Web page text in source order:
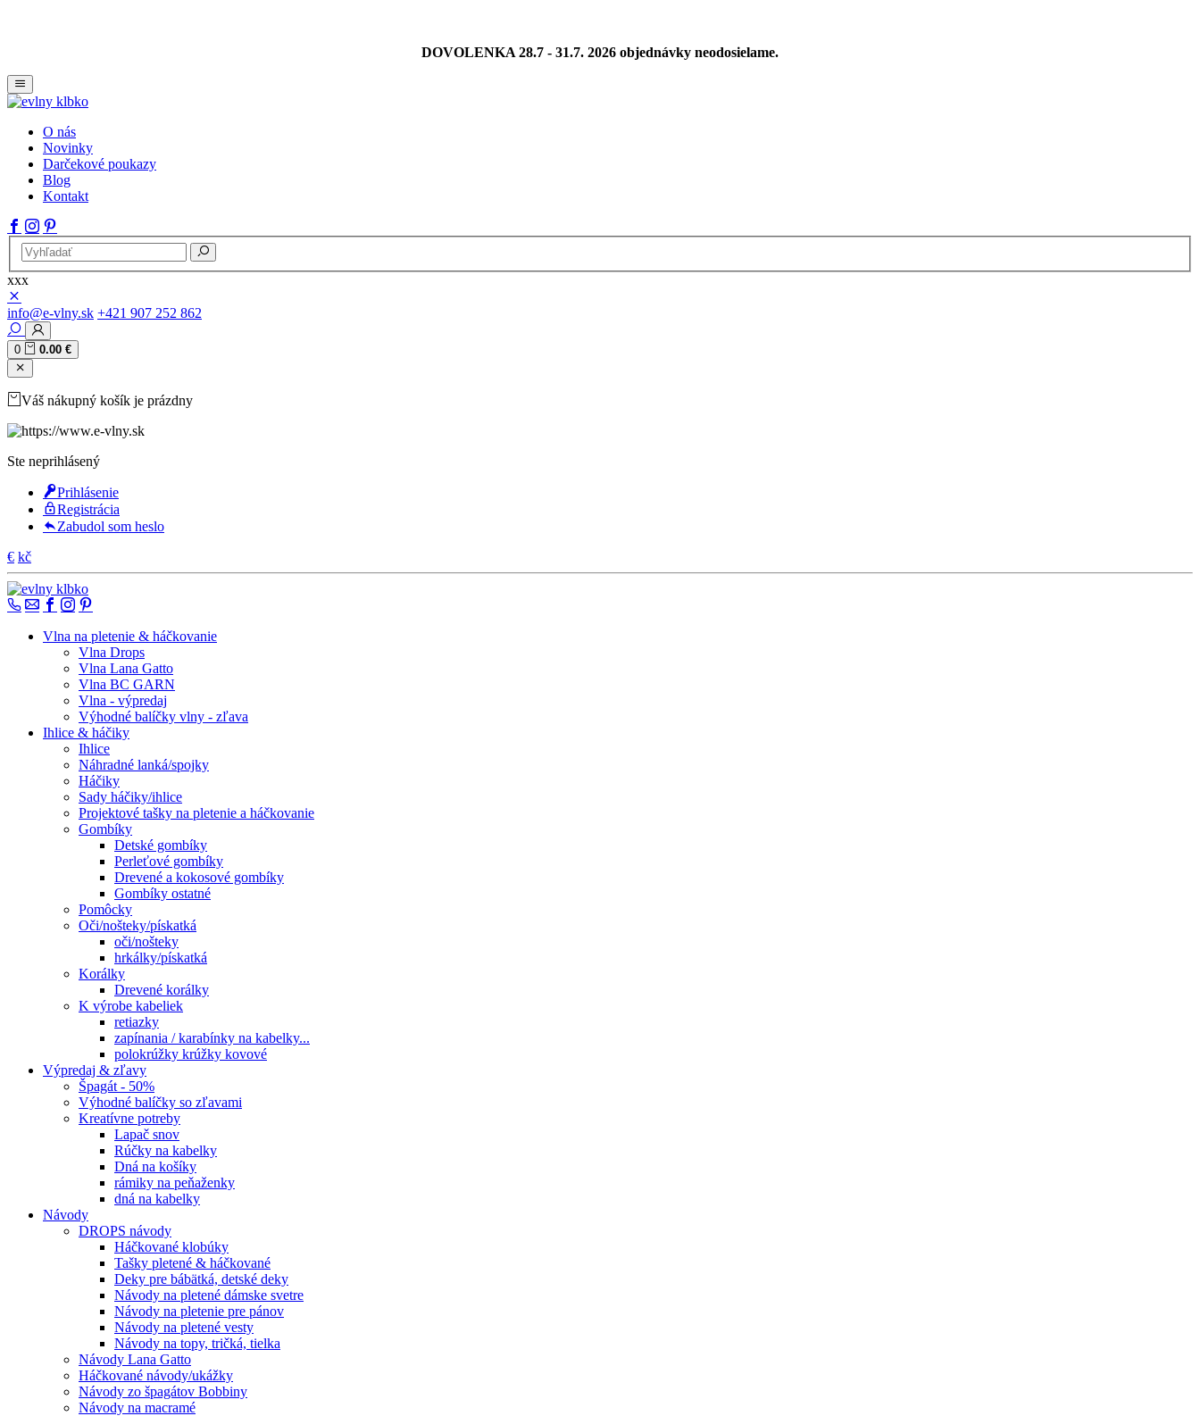
DOVOLENKA 28.7 - 31.7. 2026 objednávky neodosielame.
O nás
Novinky
Darčekové poukazy
Blog
Kontakt
xxx
info@e-vlny.sk +421 907 252 862
0 0.00 €
Váš nákupný košík je prázdny
Ste neprihlásený
Prihlásenie
Registrácia
Zabudol som heslo
€ kč
Vlna na pletenie & háčkovanie
Vlna Drops
Vlna Lana Gatto
Vlna BC GARN
Vlna - výpredaj
Výhodné balíčky vlny - zľava
Ihlice & háčiky
Ihlice
Náhradné lanká/spojky
Háčiky
Sady háčiky/ihlice
Projektové tašky na pletenie a háčkovanie
Gombíky
Detské gombíky
Perleťové gombíky
Drevené a kokosové gombíky
Gombíky ostatné
Pomôcky
Oči/nošteky/pískatká
oči/nošteky
hrkálky/pískatká
Korálky
Drevené korálky
K výrobe kabeliek
retiazky
zapínania / karabínky na kabelky...
polokrúžky krúžky kovové
Výpredaj & zľavy
Špagát - 50%
Výhodné balíčky so zľavami
Kreatívne potreby
Lapač snov
Rúčky na kabelky
Dná na košíky
rámiky na peňaženky
dná na kabelky
Návody
DROPS návody
Háčkované klobúky
Tašky pletené & háčkované
Deky pre bábätká, detské deky
Návody na pletené dámske svetre
Návody na pletenie pre pánov
Návody na pletené vesty
Návody na topy, tričká, tielka
Návody Lana Gatto
Háčkované návody/ukážky
Návody zo špagátov Bobbiny
Návody na macramé